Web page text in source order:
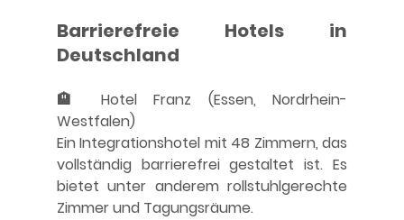
Barrierefreie Hotels in
Deutschland
🏨 Hotel Franz (Essen, Nordrhein-
Westfalen)
Ein Integrationshotel mit 48 Zimmern, das
vollständig barrierefrei gestaltet ist. Es
bietet unter anderem rollstuhlgerechte
Zimmer und Tagungsräume.